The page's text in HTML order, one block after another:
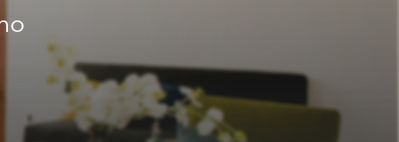
Gesso cartonado
Pintura
Canalização
Limpeza Preço Coberturas e telhados